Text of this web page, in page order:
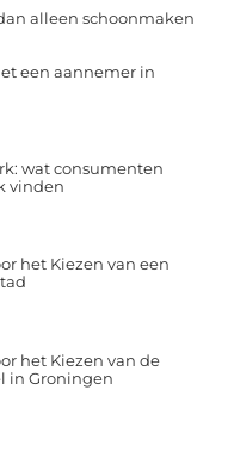
alleen schoonmaken
een aannemer in
wat consumenten
vinden
het Kiezen van een
het Kiezen van de
in Groningen